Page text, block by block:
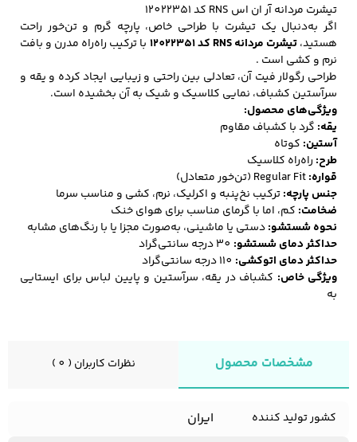
کفش مردانه شال و کلاه مردانه چتر مردانه
لباس زیر و راحتی
مردانه
تیشرت مردانه آر ان اس RNS کد 12022351
اگر به‌دنبال یک تیشرت با طراحی خاص، پارچه گرم و تن‌خور راحت
هستید،تیشرت مردانه RNS کد 12022351
با ترکیب راه‌راه مدرن و بافت
نرم و کشی است .
طراحی رگولار فیت آن، تعادلی بین راحتی و زیبایی ایجاد کرده و یقه و
سرآستین کشباف، نمایی کلاسیک و شیک به آن بخشیده است.
ویژگی‌های محصول:
یقه: گرد با کشباف مقاوم
آستین: کوتاه
طرح: راه‌راه کلاسیک
قواره:
جنس پارچه:ترکیب نخ‌پنبه و اکرلیک، نرم، کشی و مناسب سرما
ضخامت: کم، اما با گرمای مناسب برای هوای خنک
نحوه شستشو:دستی یا ماشینی، به‌صورت مجزا یا با رنگ‌های مشابه
حداکثر دمای شستشو:
حداکثر دمای اتوکشی:
ویژگی خاص: کشباف در یقه، سرآستین و پایین لباس برای ایستایی
به
مشخصات محصول نظرات کاربران ( 0 )
کشور تولید کننده ایران